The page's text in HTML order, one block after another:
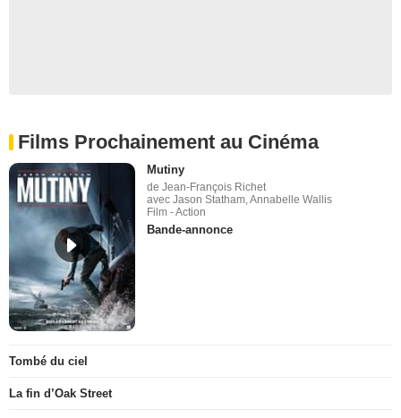
Films Prochainement au Cinéma
Mutiny
de Jean-François Richet
avec Jason Statham, Annabelle Wallis
Film - Action
Bande-annonce
Tombé du ciel
La fin d’Oak Street